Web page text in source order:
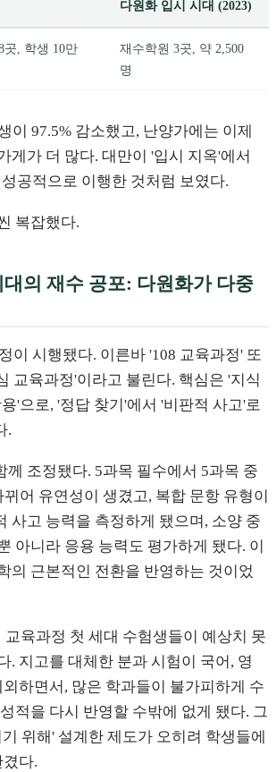
다원화 입시 시대 (2023)
곳, 학생 10만
재수학원 3곳, 약 2,500
명
이 97.5% 감소했고, 난양가에는 이제
게가 더 많다. 대만이 '입시 지옥'에서
공적으로 이행한 것처럼 보였다.
복잡했다.
의 재수 공포: 다원화가 다중
이 시행됐다. 이른바 '108 교육과정' 또
교육과정'이라고 불린다. 핵심은 '지식
'으로, '정답 찾기'에서 '비판적 사고'로
.
께 조정됐다. 5과목 필수에서 5과목 중
어 유연성이 생겼고, 복합 문항 유형이
사고 능력을 측정하게 됐으며, 소양 중
아니라 응용 능력도 평가하게 됐다. 이
의 근본적인 전환을 반영하는 것이었
교육과정 첫 세대 수험생들이 예상치 못
. 지고를 대체한 분과 시험이 국어, 영
하면서, 많은 학과들이 불가피하게 수
적을 다시 반영할 수밖에 없게 됐다. 그
위해' 설계한 제도가 오히려 학생들에
다.